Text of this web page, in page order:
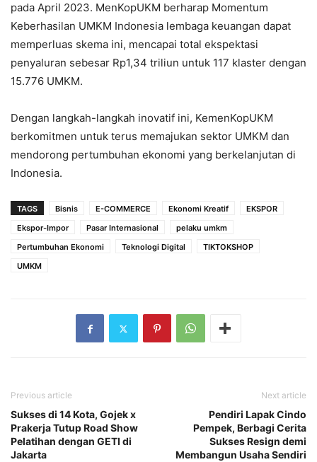
pada April 2023. MenKopUKM berharap Momentum
Keberhasilan UMKM Indonesia lembaga keuangan dapat
memperluas skema ini, mencapai total ekspektasi
penyaluran sebesar Rp1,34 triliun untuk 117 klaster dengan
15.776 UMKM.
Dengan langkah-langkah inovatif ini, KemenKopUKM
berkomitmen untuk terus memajukan sektor UMKM dan
mendorong pertumbuhan ekonomi yang berkelanjutan di
Indonesia.
TAGS Bisnis E-COMMERCE Ekonomi Kreatif
EKSPOR
Ekspor-Impor
Pasar Internasional
pelaku umkm
Pertumbuhan Ekonomi
Teknologi Digital
TIKTOKSHOP
UMKM
Previous article
Sukses di 14 Kota, Gojek x
Prakerja Tutup Road Show
Pelatihan dengan GETI di
Jakarta
Next article
Pendiri Lapak Cindo
Pempek, Berbagi Cerita
Sukses Resign demi
Membangun Usaha Sendiri